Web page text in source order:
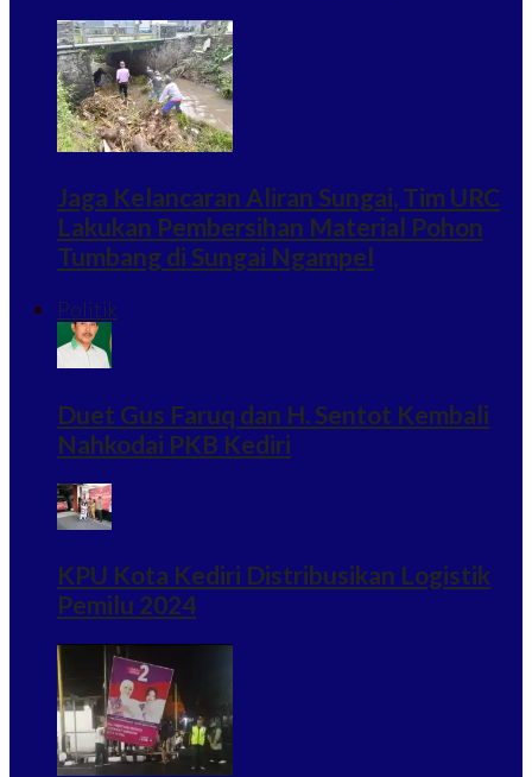
Jaga Kelancaran Aliran Sungai, Tim URC
Lakukan Pembersihan Material Pohon
Tumbang di Sungai Ngampel
Politik
Duet Gus Faruq dan H. Sentot Kembali
Nahkodai PKB Kediri
KPU Kota Kediri Distribusikan Logistik
Pemilu 2024